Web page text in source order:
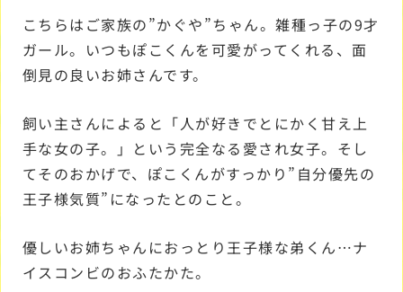
こちらはご家族の”かぐや”ちゃん。雑種っ子の9才
ガール。いつもぽこくんを可愛がってくれる、面
倒見の良いお姉さんです。
飼い主さんによると「人が好きでとにかく甘え上
手な女の子。」という完全なる愛され女子。そし
てそのおかげで、ぽこくんがすっかり”自分優先の
王子様気質”になったとのこと。
優しいお姉ちゃんにおっとり王子様な弟くん…ナ
イスコンビのおふたかた。